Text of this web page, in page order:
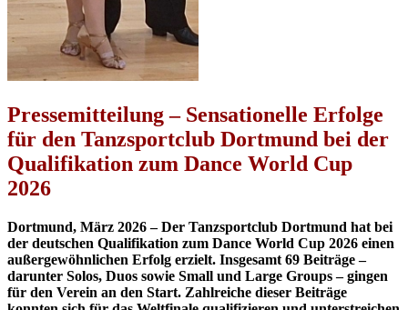
Pressemitteilung – Sensationelle Erfolge
für den Tanzsportclub Dortmund bei der
Qualifikation zum Dance World Cup
2026
Dortmund, März 2026 – Der Tanzsportclub Dortmund hat bei
der deutschen Qualifikation zum Dance World Cup 2026 einen
außergewöhnlichen Erfolg erzielt. Insgesamt 69 Beiträge –
darunter Solos, Duos sowie Small und Large Groups – gingen
für den Verein an den Start. Zahlreiche dieser Beiträge